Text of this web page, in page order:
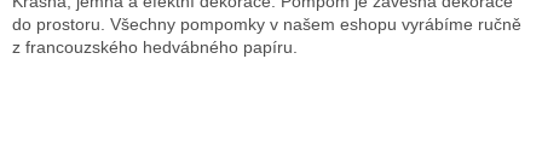
do prostoru. Všechny pompomky v našem eshopu vyrábíme ručně
z francouzského hedvábného papíru.